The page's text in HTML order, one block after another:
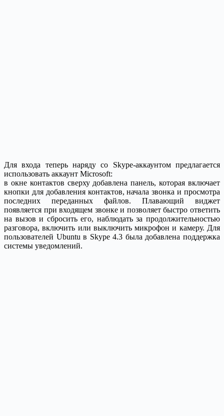
Для входа теперь наряду со Skype-аккаунтом предлагается
использовать аккаунт Microsoft:
в окне контактов сверху добавлена панель, которая включает
кнопки для добавления контактов, начала звонка и просмотра
последних переданных файлов. Плавающий виджет
появляется при входящем звонке и позволяет быстро ответить
на вызов и сбросить его, наблюдать за продолжительностью
разговора, включить или выключить микрофон и камеру. Для
пользователей Ubuntu в Skype 4.3 была добавлена поддержка
системы уведомлений.